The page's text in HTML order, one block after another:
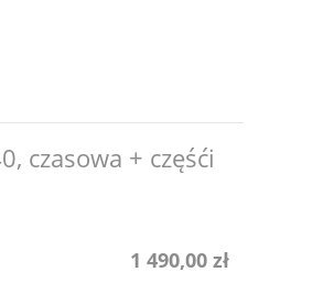
czasowa + częśći
1 490,00 zł